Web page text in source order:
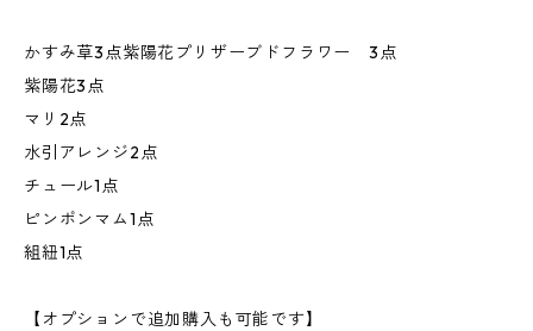
かすみ草3点紫陽花プリザーブドフラワー 3点
紫陽花3点
マリ2点
水引アレンジ2点
チュール1点
ピンポンマム1点
組紐1点
【オプションで追加購入も可能です】